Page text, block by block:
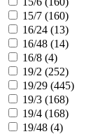
15/7 (160)
16/24 (13)
16/48 (14)
16/8 (4)
19/2 (252)
19/29 (445)
19/3 (168)
19/4 (168)
19/48 (4)